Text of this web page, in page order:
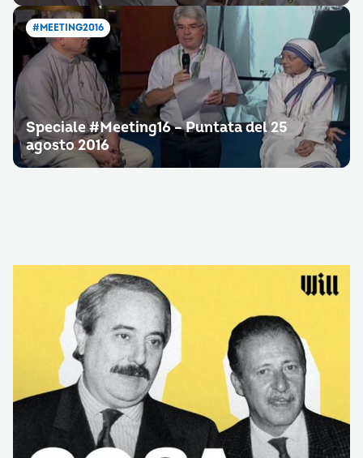
#MEETING2016
Speciale #Meeting16 – Puntata del 25
agosto 2016